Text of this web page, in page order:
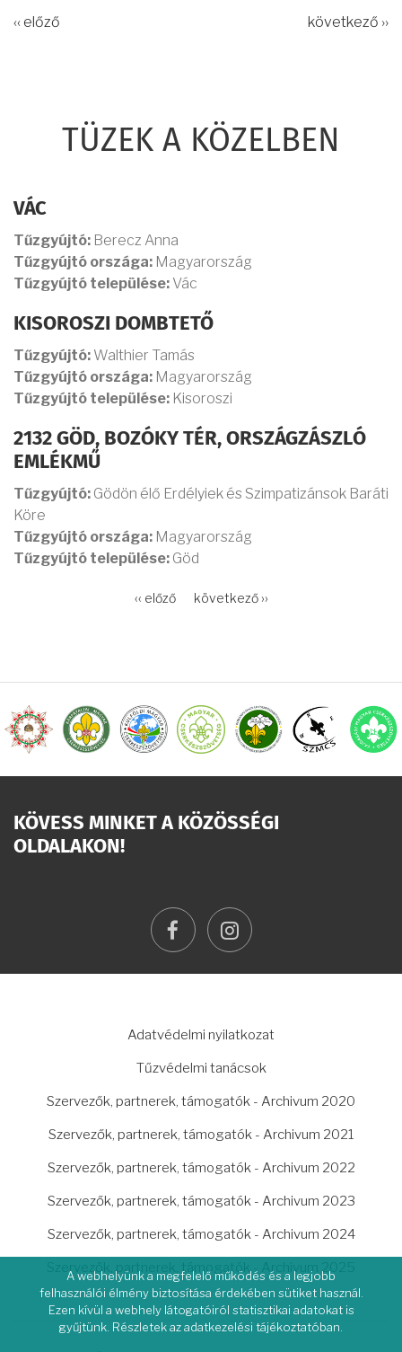
‹‹ előző következő ››
TÜZEK A KÖZELBEN
VÁC
Tűzgyújtó: Berecz Anna
Tűzgyújtó országa: Magyarország
Tűzgyújtó települése: Vác
KISOROSZI DOMBTETŐ
Tűzgyújtó: Walthier Tamás
Tűzgyújtó országa: Magyarország
Tűzgyújtó települése: Kisoroszi
2132 GÖD, BOZÓKY TÉR, ORSZÁGZÁSZLÓ
EMLÉKMŰ
Tűzgyújtó: Gödön élő Erdélyiek és Szimpatizánsok Baráti
Köre
Tűzgyújtó országa: Magyarország
Tűzgyújtó települése: Göd
OLDALSZÁMOZÁS
Előző
‹‹ előző
Következő
következő ››
KÖVESS MINKET A KÖZÖSSÉGI
OLDALAKON!
facebookinstagram
Adatvédelmi nyilatkozat
Tűzvédelmi tanácsok
Szervezők, partnerek, támogatók - Archivum 2020
Szervezők, partnerek, támogatók - Archivum 2021
Szervezők, partnerek, támogatók - Archivum 2022
Szervezők, partnerek, támogatók - Archivum 2023
Szervezők, partnerek, támogatók - Archivum 2024
Szervezők, partnerek, támogatók - Archivum 2025
A webhelyünk a megfelelő működés és a legjobb
felhasználói élmény biztosítása érdekében sütiket használ.
Ezen kívül a webhely látogatóiról statisztikai adatokat is
gyűjtünk. Részletek az adatkezelési tájékoztatóban.